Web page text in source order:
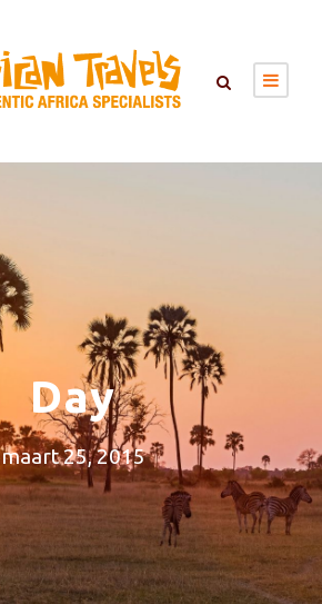
Day
maart 25, 2015